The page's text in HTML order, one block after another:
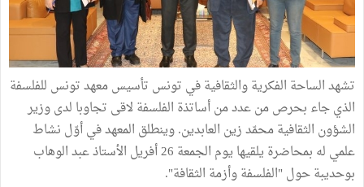
تشهد الساحة الفكرية والثقافية في تونس تأسيس معهد تونس للفلسفة
الذي جاء بحرص من عدد من أساتذة الفلسفة لاقى تجاوبا لدى وزير
الشؤون الثقافية محمّد زين العابدين. وينطلق المعهد في أوّل نشاط
علمي له بمحاضرة يلقيها يوم الجمعة 26 أفريل الأستاذ عبد الوهاب
بوحديبة حول "الفلسفة وأزمة الثقافة".